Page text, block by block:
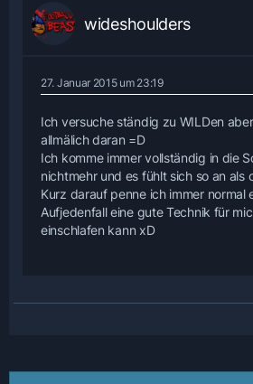
wideshoulders
27. Januar 2015 um 23:19
Ich versuche ständig zu WILDen
allmälich daran =D
Ich komme immer vollständig in die
nichtmehr und es fühlt sich so an als
Kurz darauf penne ich immer normal
Aufjedenfall eine gute Technik für
einschlafen kann xD